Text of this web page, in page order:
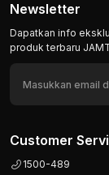
Newsletter
Dapatkan info
produk terbaru
Customer
1500-489